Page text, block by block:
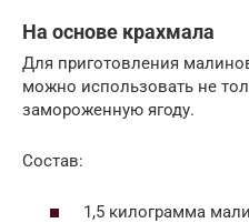
На основе крахмала
Для приготовления
можно использовать не
замороженную ягоду.
Состав:
1,5 килограмма